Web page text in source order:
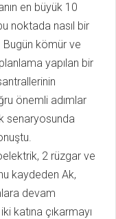
en büyük 10
noktada nasıl bir
kömür ve
yapılan bir
önemli adımlar
senaryosunda
2 rüzgar ve
kaydeden Ak,
devam
katına çıkarmayı